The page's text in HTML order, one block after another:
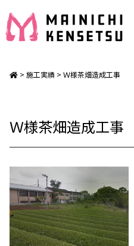
> 施工実績 > Ｗ様茶畑造成工事
Ｗ様茶畑造成工事